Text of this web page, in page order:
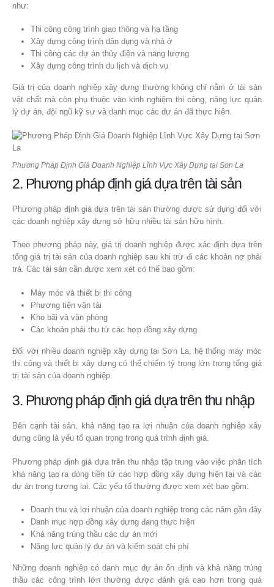
như:
Thi công công trình giao thông và hạ tầng
Xây dựng công trình dân dụng và nhà ở
Thi công các dự án thủy điện và năng lượng
Xây dựng công trình du lịch và dịch vụ
Giá trị của doanh nghiệp xây dựng thường không chỉ nằm ở tài sản
vật chất mà còn phụ thuộc vào kinh nghiệm thi công, năng lực quản
lý dự án, đội ngũ kỹ sư và danh mục các dự án đã thực hiện.
Phương Pháp Định Giá Doanh Nghiệp Lĩnh Vực Xây Dựng tại Sơn La
2. Phương pháp định giá dựa trên tài sản
Phương pháp định giá dựa trên tài sản thường được sử dụng đối với
các doanh nghiệp xây dựng sở hữu nhiều tài sản hữu hình.
Theo phương pháp này, giá trị doanh nghiệp được xác định dựa trên
tổng giá trị tài sản của doanh nghiệp sau khi trừ đi các khoản nợ phải
trả. Các tài sản cần được xem xét có thể bao gồm:
Máy móc và thiết bị thi công
Phương tiện vận tải
Kho bãi và văn phòng
Các khoản phải thu từ các hợp đồng xây dựng
Đối với nhiều doanh nghiệp xây dựng tại Sơn La, hệ thống máy móc
thi công và thiết bị xây dựng có thể chiếm tỷ trọng lớn trong tổng giá
trị tài sản của doanh nghiệp.
3. Phương pháp định giá dựa trên thu nhập
Bên cạnh tài sản, khả năng tạo ra lợi nhuận của doanh nghiệp xây
dựng cũng là yếu tố quan trọng trong quá trình định giá.
Phương pháp định giá dựa trên thu nhập tập trung vào việc phân tích
khả năng tạo ra dòng tiền từ các hợp đồng xây dựng hiện tại và các
dự án trong tương lai. Các yếu tố thường được xem xét bao gồm:
Doanh thu và lợi nhuận của doanh nghiệp trong các năm gần đây
Danh mục hợp đồng xây dựng đang thực hiện
Khả năng trúng thầu các dự án mới
Năng lực quản lý dự án và kiểm soát chi phí
Những doanh nghiệp có danh mục dự án ổn định và khả năng trúng
thầu các công trình lớn thường được đánh giá cao hơn trong quá